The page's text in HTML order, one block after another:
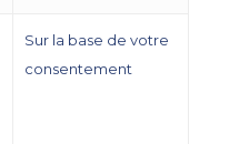
Sur la base de votre
consentement